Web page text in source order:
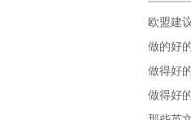
欧盟建
做的好
做得好
做得好